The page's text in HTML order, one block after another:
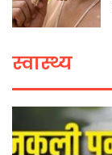
स्वास्थ्य